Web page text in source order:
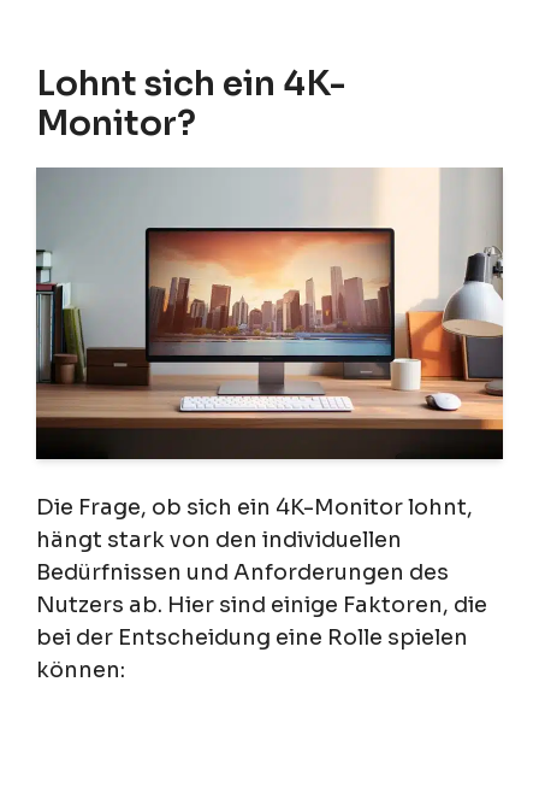
Lohnt sich ein 4K-
Monitor?
Die Frage, ob sich ein 4K-Monitor lohnt,
hängt stark von den individuellen
Bedürfnissen und Anforderungen des
Nutzers ab. Hier sind einige Faktoren, die
bei der Entscheidung eine Rolle spielen
können: